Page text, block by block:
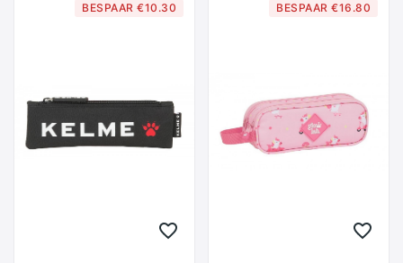
BESPAAR €10.30 BESPAAR €16.80